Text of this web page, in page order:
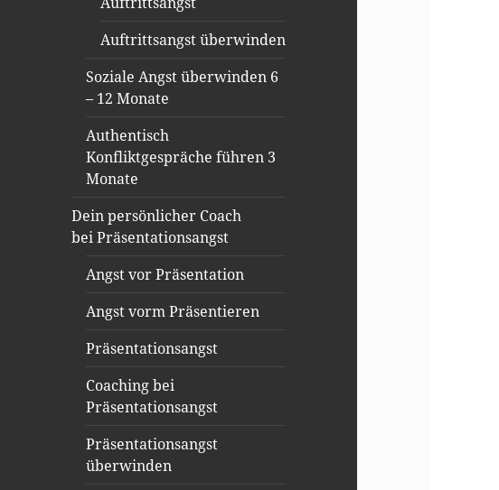
Auftrittsangst überwinden
Soziale Angst überwinden 6
– 12 Monate
Authentisch
Konfliktgespräche führen 3
Monate
Dein persönlicher Coach
bei Präsentationsangst
Angst vor Präsentation
Angst vorm Präsentieren
Präsentationsangst
Coaching bei
Präsentationsangst
Präsentationsangst
überwinden